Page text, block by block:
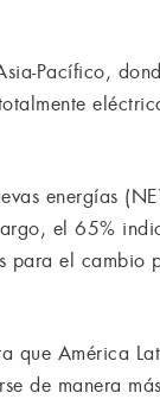
Pacífico,
energías
el 65%
para el cambio
que América
de manera